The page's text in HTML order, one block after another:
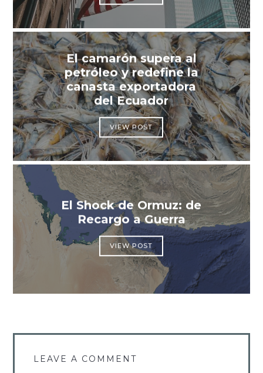
El camarón supera al
petróleo y redefine la
canasta exportadora
del Ecuador
VIEW POST
El Shock de Ormuz: de
Recargo a Guerra
VIEW POST
LEAVE A COMMENT